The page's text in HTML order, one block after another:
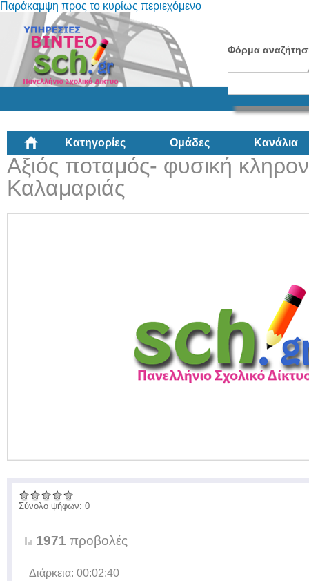
Παράκαμψη προς το κυρίως περιεχόμενο
Φόρμα
Κατηγορίες Ομάδες Κανάλια
Αξιός ποταμός- φυσική
Καλαμαριάς
Σύνολο ψήφων: 0
1971 προβολές
Διάρκεια: 00:02:40